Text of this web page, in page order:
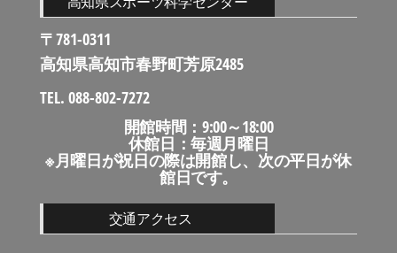
〒781-0311
高知県高知市春野町芳原2485
TEL. 088-802-7272
開館時間：9:00～18:00
休館日：毎週月曜日
※月曜日が祝日の際は開館し、次の平日が休
館日です。
交通アクセス